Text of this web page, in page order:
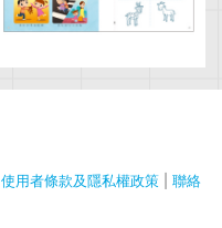
使用者條款及隱私權政策
聯絡